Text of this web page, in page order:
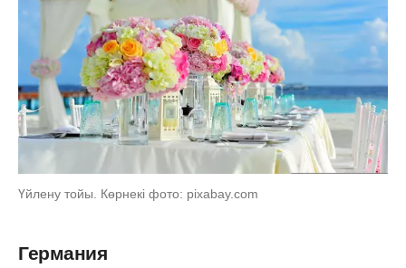
Үйлену тойы. Көрнекі фото: pixabay.com
Германия